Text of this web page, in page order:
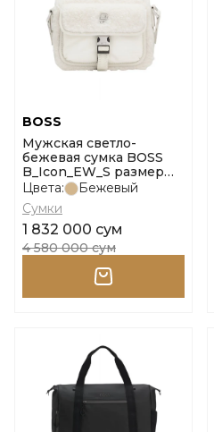
BOSS
Мужская светло-
бежевая сумка BOSS
B_Icon_EW_S размер
onesi
Цвета:
Бежевый
Сумки
1 832 000 сум
4 580 000 сум